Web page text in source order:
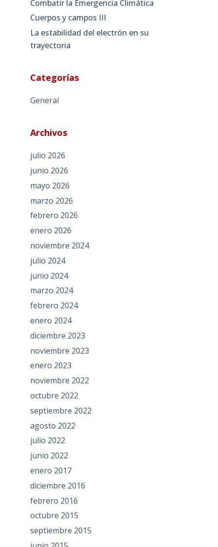
Combatir la Emergencia Climática
Cuerpos y campos III
La estabilidad del electrón en su
trayectoria
Categorías
General
Archivos
julio 2026
junio 2026
mayo 2026
marzo 2026
febrero 2026
enero 2026
noviembre 2024
julio 2024
junio 2024
marzo 2024
febrero 2024
enero 2024
diciembre 2023
noviembre 2023
enero 2023
noviembre 2022
octubre 2022
septiembre 2022
agosto 2022
julio 2022
junio 2022
enero 2017
diciembre 2016
febrero 2016
octubre 2015
septiembre 2015